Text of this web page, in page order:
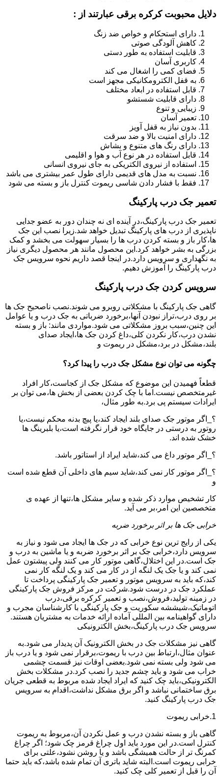
دلایل محبوبت کرکره برقی عبارتند از :
دارای استحکام و خواص ضد زنگ
کاهش آلودگی صوتی
قابلیت استفاده به طور دستی
کاربری آسان
فضای کمی را اشغال می کند
به قفل الکترومکانیکی مجهز است
قابل استفاده در ابعاد مختلف
دارای قابلیت شستشو
زیبایی و تنوع
تعمیر آسان
بدون نیاز به قفل آویز
دارای امنیت بالا و ضد سرقت
دارای رنگ های متنوع و بشاش
قابل استفاده در هر نوع آب و هوا و اقلیمی
استفاده از نیروی الکتریکی به جای نیروی انسانی
نسبت به مدل های قدیمی دارای طول عمر بیشتری می باشد
فقط با فشار دادن شاسی ریموت کنترل باز و بسته می شود
تعمیر جک درب پارکینگ
تعمیر جک درب پارکینگ،در آینده ای نه چندان دور به عضو جدایی
ناپذیری از درب های پارکینگ تبدیل خواهد شد.زیرا نصب این جک
ها،کار باز و بسته کردن درب ها را بسیار سهولت می بخشد و کمک
بزرگی به بشر خواهد کرد.این محصول مانند هر محصول دیگری نیاز
به نگهداری و سرویس دارد.در اینجا قصد داریم نحوه سرویس جک
درب پارکینگ را آموزش دهیم.
سرویس کردن جک درب پارکینگ
گاهی جک پارکینگ با مشکلاتی روبرو می شوند.نصب ناصحیح جک ها
بر روی درب،تراز نبودن آنها،برخورد ضرباتی به جک درب و یا عوامل
این چنین،سبب بروز مشکلاتی می شود.مواردی مانند: باز و بسته
نشدن درب،کار نکردن کلی،داغ کردن جک ها،ایجاد صدای
بلند،مشکل در برد،مشکل در ریموت و
چگونه می توان نوع مشکل جک درب را پیدا کرد؟
قطعاً فهمیدن این موضوع که مشکل جک از کجاست،کار افراد
غیرمتخصص نیست.اما با چک کردن بعضی از بخش ها،می توان بر
ایرادات سیستم پی برد.به طور مثال،
؟_اگر موتور جک صدای بلند ایجاد کند،یا پیچ بدنه محکم نیست،یا
روتور به درستی در جایگاه خود قرار نگرفته است،یا بلبرینگ ها
خشک شده اند.
؟_اگر موتور داغ می کند،شاید ایراد از استاتور باشد.
؟_اگر موتور کار نمی کند،شاید سیم های داخلی آن قطع شده است
و
کار تشخیص موارد ذکر شده و سایر مشکل ها،تنها از عهده ی
متخصصین این امر،بر می آید.
خرابی جک ها بر اثر برخورد ضربه
یکی از رایج ترین نوع خرابی که در جک ها ایجاد می شود و نیاز به
سرویس دارد،خرابی جک بر اثر برخورد ضربه و یا ماشین به درب و
جک است.در این اختلال،گاهی موتور کار می کنند ولی پیشتون عمل
نمی کند و یا جک یک لنگه از در کار می کند و یک لنگه کار نمی
کند،که باید به سرویس موتور و تعمیر جک پارکینگی پرداخت تا
عملکرد جک در درست شود.شرکت در مرکز فروش جک پارکینگی
در زمینه تولید،فروش،نصب و تعمیر کرکره برقی،درب
اتوماتیک،شیششه سکوریت و جک پارکینگی با کارشناسان مجرب و
دارای گواهینامه بین المللی آماده ارائه خدمات به مشتریان هستند.
سرویس جک درب پارکینگ،بخش الکترونیکی
گاهی نیز مشکلات جک در بخش الکترونیک آن پدیدار می شود.به
عنوان مثال،ارتباط بین درب با ریموت،برقرار نمی شود و یا درب باز
می شود ولی بسته نمی شود.بعضی اوقات نیز قسمت چشمی
خراب می شود و باید چشم جدید را نصب کرد.در مشکلات بخش
الکترونیکی،باید چک کنید که ایراد ایجاد شده مربوط به قطعی جریان
برق ساختمانی نباشد و اگر برق مشکل نداشت،اقدام به سرویس
جک درب پارکینگ کنید.
1.خرابی ریموت
گاهی باز و بسته نشدن درب و عمل نکردن آن،مربوط به ریموت
کنترل است.در این مورد باید اول چراغ قرمز چک شود؛ اگر چراغ
کمرنگ تر از حالت همیشگی باشد و یا روشن نشود،علتی برای
خرابی ریموت است.البته شاید باتری آن تمام شده باشد،که باید حتما
آن را قبل از تعمیر کلی چک کنید.